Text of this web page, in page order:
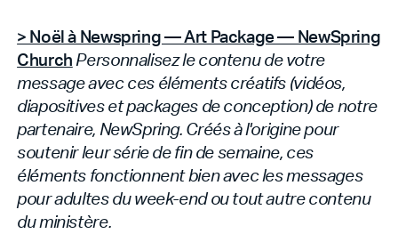
> Noël à Newspring — Art Package — NewSpring
ChurchPersonnalisez le contenu de votre
message avec ces éléments créatifs (vidéos,
diapositives et packages de conception) de notre
partenaire, NewSpring. Créés à l'origine pour
soutenir leur série de fin de semaine, ces
éléments fonctionnent bien avec les messages
pour adultes du week-end ou tout autre contenu
du ministère.